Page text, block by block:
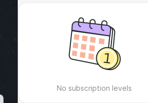
No subscription levels